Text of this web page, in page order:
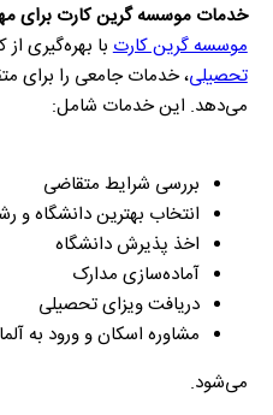
خدمات موسسه گرین کارت برای
موسسه گرین کارتبا بهره‌گیری
تحصیلی، خدمات جامعی را برای
می‌دهد. این خدمات شامل:
بررسی شرایط متقاضی
انتخاب بهترین دانشگاه و
اخذ پذیرش دانشگاه
آماده‌سازی مدارک
دریافت ویزای تحصیلی
مشاوره اسکان و ورود به
می‌شود.